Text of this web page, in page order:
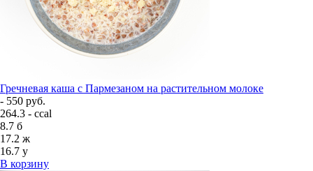
Гречневая каша с Пармезаном на растительном молоке
- 550 руб.
264.3 - ccal
8.7 б
17.2 ж
16.7 у
В корзину